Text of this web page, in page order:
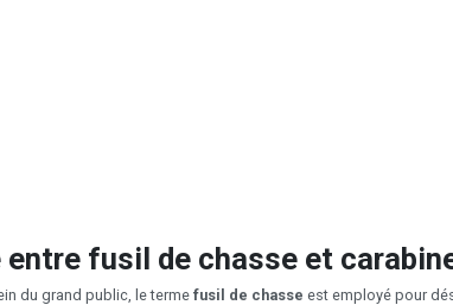
fusil de chasse et
du grand public, le terme fusil de chasse est employé pour